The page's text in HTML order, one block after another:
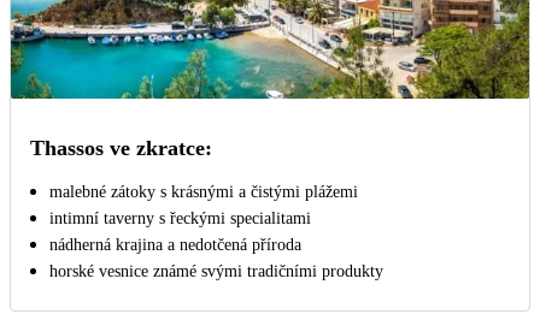
Thassos ve zkratce:
malebné zátoky s krásnými a čistými plážemi
intimní taverny s řeckými specialitami
nádherná krajina a nedotčená příroda
horské vesnice známé svými tradičními produkty